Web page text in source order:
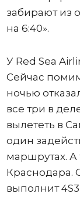
забирают из
на 6:40».
У Red Sea
Сейчас
ночью
все три в
вылететь в
один
маршрутах. А
Краснодара.
выполнит